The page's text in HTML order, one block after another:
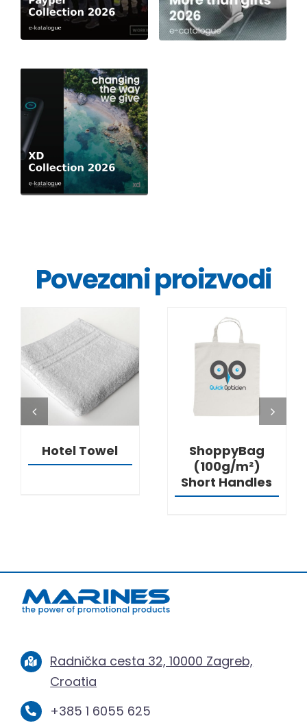
Povezani proizvodi
DETALJI
Hotel Towel
DETALJI
ShoppyBag
(100g/m²)
Short Handles
Radnička cesta 32, 10000 Zagreb,
Croatia
+385 1 6055 625